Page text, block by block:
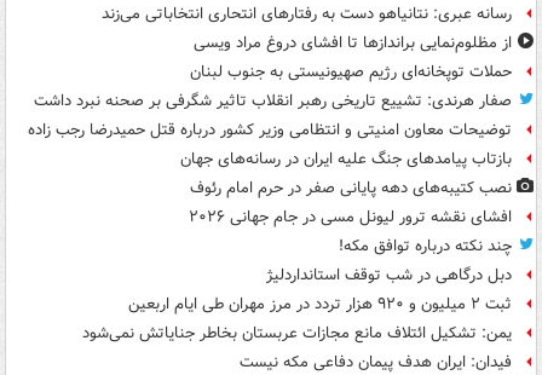
رسانه عبری: نتانیاهو دست به رفتارهای انتحاری انتخاباتی می‌زند
از مظلوم‌نمایی براندازها تا افشای دروغ مراد ویسی
حملات توپخانه‌ای رژیم صهیونیستی به جنوب لبنان
صفار هرندی: تشییع تاریخی رهبر انقلاب تاثیر شگرفی بر صحنه نبرد داشت
توضیحات معاون امنیتی و انتظامی وزیر کشور درباره قتل حمیدرضا رجب زاده
بازتاب پیامدهای جنگ علیه ایران در رسانه‌های جهان
نصب کتیبه‌های دهه پایانی صفر در حرم امام رئوف
افشای نقشه ترور لیونل مسی در جام جهانی ۲۰۲۶
چند نکته درباره توافق مکه!
دبل درگاهی در شب توقف استانداردلیژ
ثبت ۲ میلیون و ۹۲۰ هزار تردد در مرز مهران طی ایام اربعین
یمن: تشکیل ائتلاف مانع مجازات عربستان بخاطر جنایاتش نمی‌شود
فیدان: ایران هدف پیمان دفاعی مکه نیست